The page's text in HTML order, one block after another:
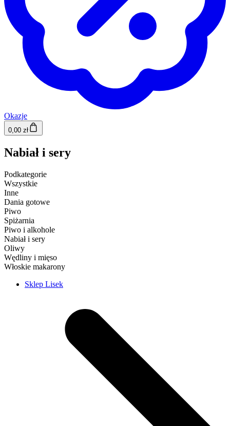
Okazje
0,00 zł
Nabiał i sery
Podkategorie
Wszystkie
Inne
Dania gotowe
Piwo
Spiżarnia
Piwo i alkohole
Nabiał i sery
Oliwy
Wędliny i mięso
Włoskie makarony
Sklep Lisek